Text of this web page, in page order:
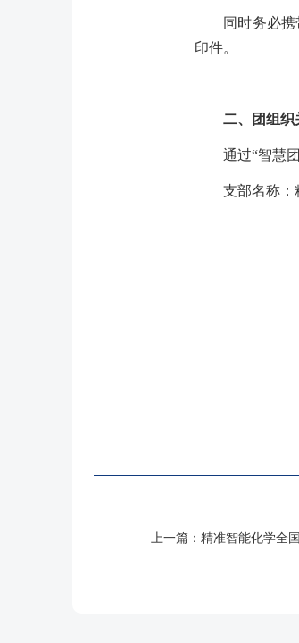
同时务必
印件。
二、团组织
通过“智慧
支部名称：
上一篇： 精准智能化学全